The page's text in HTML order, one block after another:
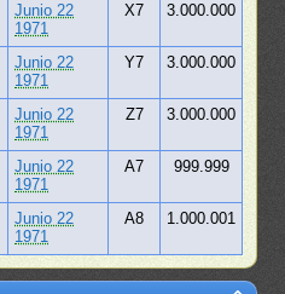
Junio 22
1971
X7 3.000.000
Junio 22
1971
Y7 3.000.000
Junio 22
1971
Z7 3.000.000
Junio 22
1971
A7 999.999
Junio 22
1971
A8 1.000.001